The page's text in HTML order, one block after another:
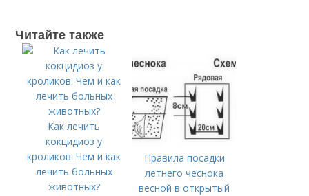
Читайте также
Как лечить
кокцидиоз у
кроликов. Чем и как
лечить больных
животных?
Правила посадки
летнего чеснока
весной в открытый